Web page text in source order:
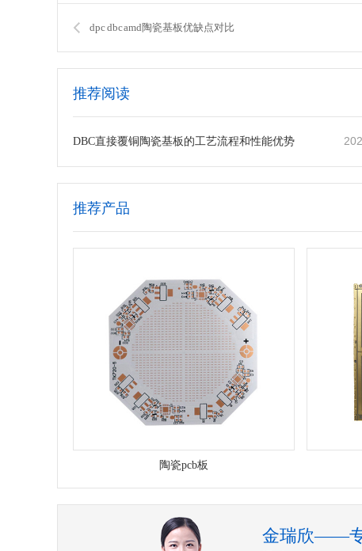
dpc dbc amd陶瓷基板优缺点对比
推荐阅读
DBC直接覆铜陶瓷基板的工艺流程和性能优势
推荐产品
陶瓷pcb板
金瑞欣——专